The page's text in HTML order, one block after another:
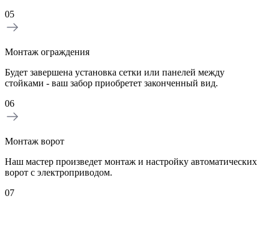
05
Монтаж ограждения
Будет завершена установка сетки или панелей между
стойками - ваш забор приобретет законченный вид.
06
Монтаж ворот
Наш мастер произведет монтаж и настройку автоматических
ворот с электроприводом.
07